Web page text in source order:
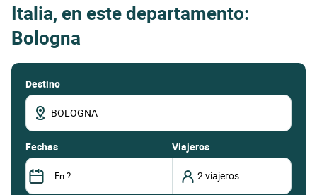
Italia, en este departamento:
Bologna
Destino
fechas Viajeros